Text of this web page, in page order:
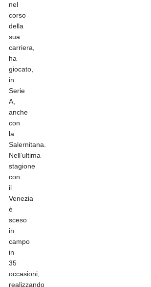
nel
corso
della
sua
carriera,
ha
giocato,
in
Serie
A,
anche
con
la
Salernitana.
Nell’ultima
stagione
con
il
Venezia
è
sceso
in
campo
in
35
occasioni,
realizzando